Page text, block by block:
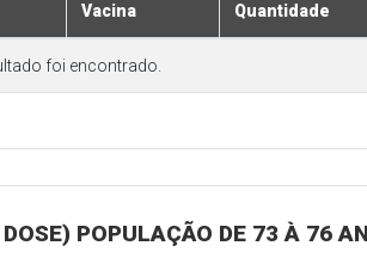
Vacina Quantidade
foi encontrado.
POPULAÇÃO DE 73 À 76